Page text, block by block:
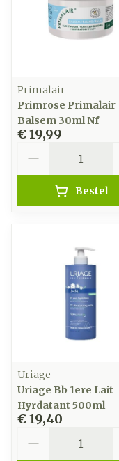
Primalair
Primrose Primalair
Balsem 30ml Nf
€ 19,99
Bestel
Uriage
Uriage Bb 1ere Lait
Hyrdatant 500ml
€ 19,40